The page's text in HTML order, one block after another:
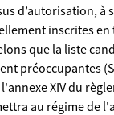
d’autorisation, à
inscrites
que la liste
préoccupantes
XIV du
au régime de